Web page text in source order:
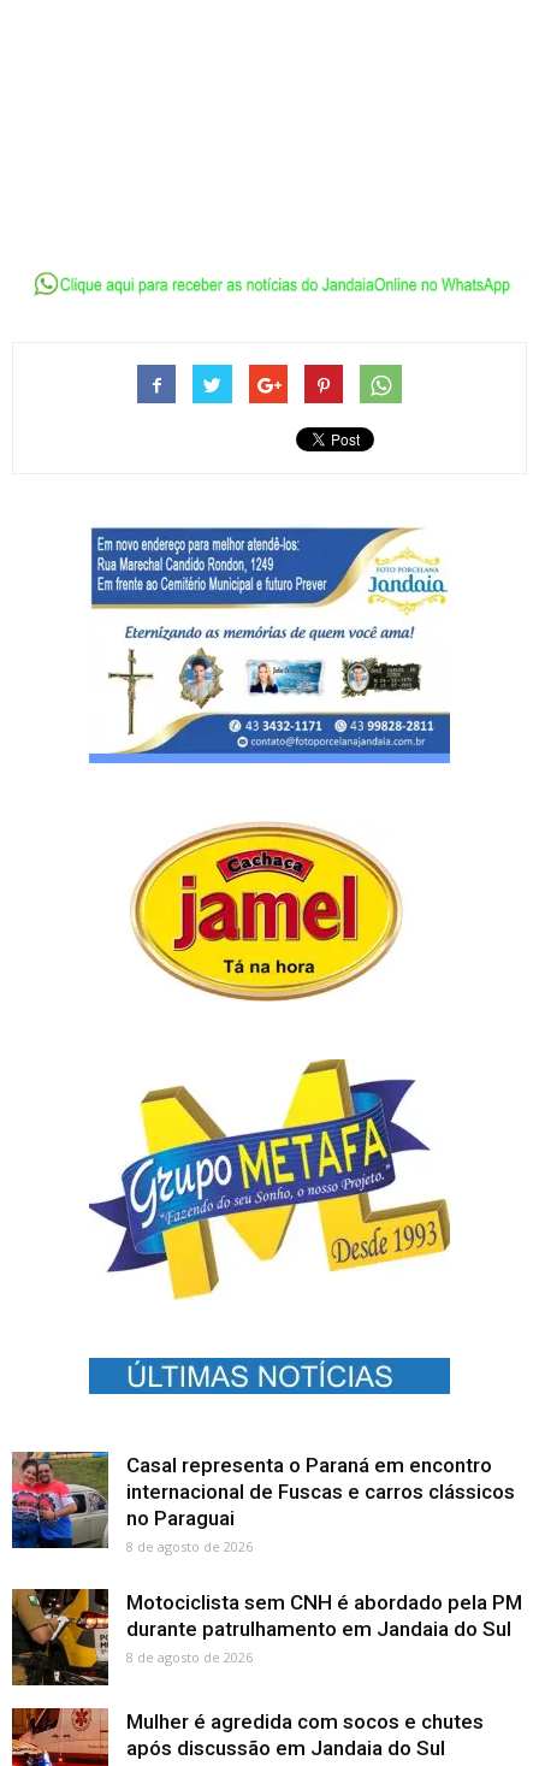
Casal representa o Paraná em encontro
internacional de Fuscas e carros clássicos
no Paraguai
8 de agosto de 2026
Motociclista sem CNH é abordado pela PM
durante patrulhamento em Jandaia do Sul
8 de agosto de 2026
Mulher é agredida com socos e chutes
após discussão em Jandaia do Sul